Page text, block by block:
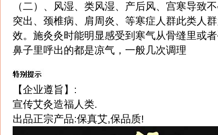
（二）、风湿、类风湿、产后风、宫寒导致
突出、颈椎病、肩周炎、等寒症人群此类人
效。施灸灸时能明显感受到寒气从骨缝里或
鼻子里呼出的都是凉气，一般几次调理
【企业遵旨】:
宣传艾灸造福人类.
出品正宗产品:保真艾,保品质!